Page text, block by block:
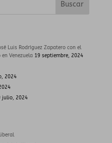
Luis Rodríguez Zapatero con el
Venezuela 19 septiembre, 2024
2024
julio, 2024